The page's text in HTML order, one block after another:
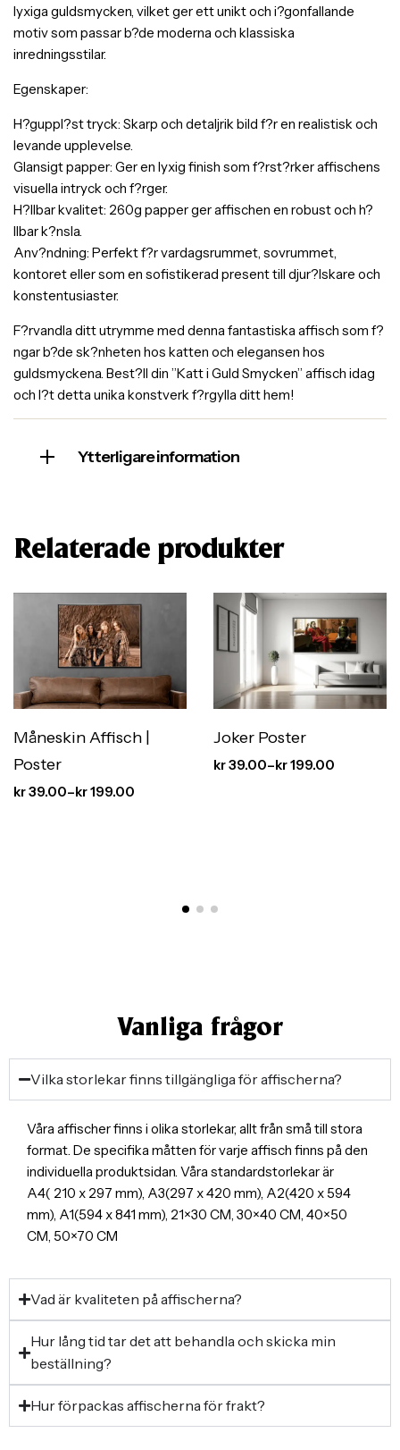
lyxiga guldsmycken, vilket ger ett unikt och i?gonfallande
motiv som passar b?de moderna och klassiska
inredningsstilar.
Egenskaper:
H?guppl?st tryck: Skarp och detaljrik bild f?r en realistisk och
levande upplevelse.
Glansigt papper: Ger en lyxig finish som f?rst?rker affischens
visuella intryck och f?rger.
H?llbar kvalitet: 260g papper ger affischen en robust och h?
llbar k?nsla.
Anv?ndning: Perfekt f?r vardagsrummet, sovrummet,
kontoret eller som en sofistikerad present till djur?lskare och
konstentusiaster.
F?rvandla ditt utrymme med denna fantastiska affisch som f?
ngar b?de sk?nheten hos katten och elegansen hos
guldsmyckena. Best?ll din ”Katt i Guld Smycken” affisch idag
och l?t detta unika konstverk f?rgylla ditt hem!
Ytterligare information
Relaterade produkter
Måneskin Affisch |
Poster
kr39.00–kr199.00
Joker Poster
kr39.00–kr199.00
Vanliga frågor
Vilka storlekar finns tillgängliga för affischerna?
Våra affischer finns i olika storlekar, allt från små till stora
format. De specifika måtten för varje affisch finns på den
individuella produktsidan. Våra standardstorlekar är
A4( 210 x 297 mm), A3(297 x 420 mm), A2(420 x 594
mm), A1(594 x 841 mm), 21×30 CM, 30×40 CM, 40×50
CM, 50×70 CM
Vad är kvaliteten på affischerna?
Hur lång tid tar det att behandla och skicka min
beställning?
Hur förpackas affischerna för frakt?